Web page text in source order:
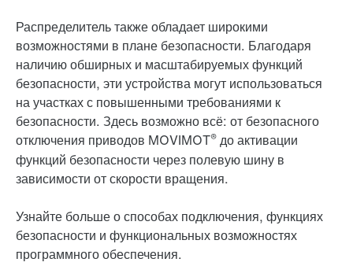
Распределитель также обладает широкими
возможностями в плане безопасности. Благодаря
наличию обширных и масштабируемых функций
безопасности, эти устройства могут использоваться
на участках с повышенными требованиями к
безопасности. Здесь возможно всё: от безопасного
отключения приводов MOVIMOT® до активации
функций безопасности через полевую шину в
зависимости от скорости вращения.
Узнайте больше о способах подключения, функциях
безопасности и функциональных возможностях
программного обеспечения.